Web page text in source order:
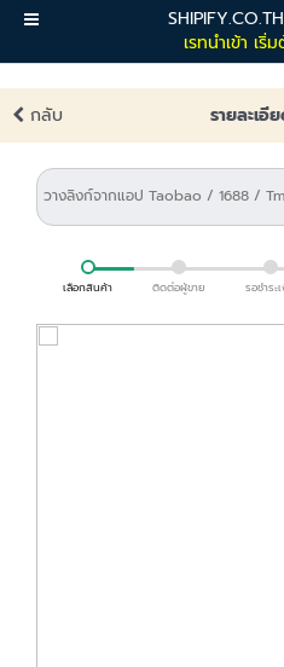
เรทนำเข้า เริ่
เมนู
กลับ รายละเอี
เลือกสินค้า ติดต่อผู้ขาย รอชำระ